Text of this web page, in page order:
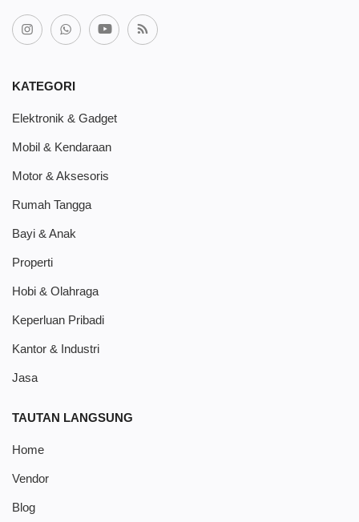
KATEGORI
Elektronik & Gadget
Mobil & Kendaraan
Motor & Aksesoris
Rumah Tangga
Bayi & Anak
Properti
Hobi & Olahraga
Keperluan Pribadi
Kantor & Industri
Jasa
TAUTAN LANGSUNG
Home
Vendor
Blog